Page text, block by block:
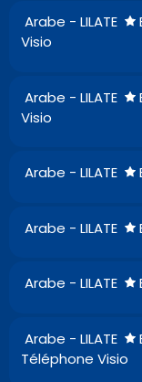
Arabe - LILATE
Visio
Arabe - LILATE
Visio
Arabe - LILATE
Arabe - LILATE
Arabe - LILATE
Arabe - LILATE
Téléphone Visio